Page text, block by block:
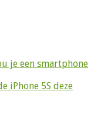
je een smartphone
iPhone 5S deze